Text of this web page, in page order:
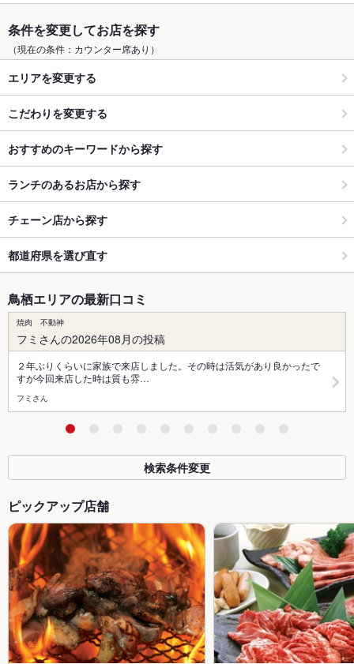
条件を変更してお店を探す
（現在の条件：カウンター席あり）
エリアを変更する
こだわりを変更する
おすすめのキーワードから探す
ランチのあるお店から探す
チェーン店から探す
都道府県を選び直す
鳥栖エリアの最新口コミ
焼肉 不動神
フミさんの2026年08月の投稿
２年ぶりくらいに家族で来店しました。その時は活気があり良かったで
すが今回来店した時は質も雰…
フミさん
検索条件変更
ピックアップ店舗